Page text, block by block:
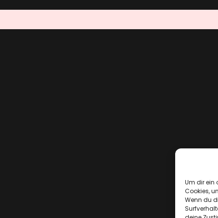
Um dir ein
Cookies,
Wenn du